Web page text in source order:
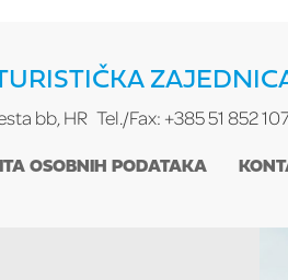
bb, HR Tel./Fax: +385 51 852
OSOBNIH PODATAKA